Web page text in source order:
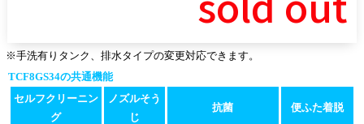
※手洗有りタンク、排水タイプの変更対応できます。
TCF8GS34の共通機能
セルフクリーニン
グ
ノズルそう
じ
抗菌 便ふた着脱